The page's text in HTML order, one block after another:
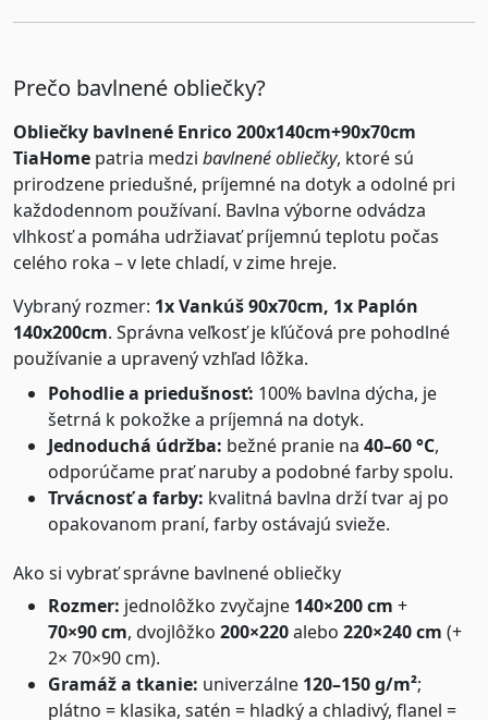
Prečo bavlnené obliečky?
Obliečky bavlnené Enrico 200x140cm+90x70cm
TiaHome patria medzi bavlnené obliečky, ktoré sú
prirodzene priedušné, príjemné na dotyk a odolné pri
každodennom používaní. Bavlna výborne odvádza
vlhkosť a pomáha udržiavať príjemnú teplotu počas
celého roka – v lete chladí, v zime hreje.
Vybraný rozmer: 1x Vankúš 90x70cm, 1x Paplón
140x200cm. Správna veľkosť je kľúčová pre pohodlné
používanie a upravený vzhľad lôžka.
Pohodlie a priedušnosť: 100% bavlna dýcha, je
šetrná k pokožke a príjemná na dotyk.
Jednoduchá údržba: bežné pranie na 40–60 °C,
odporúčame prať naruby a podobné farby spolu.
Trvácnosť a farby: kvalitná bavlna drží tvar aj po
opakovanom praní, farby ostávajú svieže.
Ako si vybrať správne bavlnené obliečky
Rozmer: jednolôžko zvyčajne 140×200 cm +
70×90 cm, dvojlôžko 200×220alebo 220×240 cm (+
2× 70×90 cm).
Gramáž a tkanie: univerzálne 120–150 g/m²;
plátno = klasika, satén = hladký a chladivý, flanel =